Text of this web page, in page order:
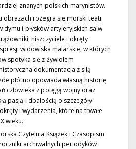
znanych polskich marynistów.
obrazach rozegra się morski teatr
dymu i błysków artyleryjskich salw
niszczyciele i okręty
widowiska malarskie, w których
spotyka się z żywiołem
dokumentacja z siłą
płótno opowiada własną historię
człowieka z potęgą wojny oraz
pasją i dbałością o szczegóły
i wydarzenia, które na trwałe
wieku.
Czytelnia Książek i Czasopism.
archiwalnych periodyków